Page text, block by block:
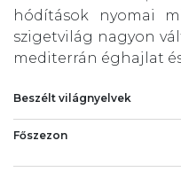
hódítások nyomai
szigetvilág nagyon
mediterrán éghajlat
Beszélt világnyelvek
Főszezon